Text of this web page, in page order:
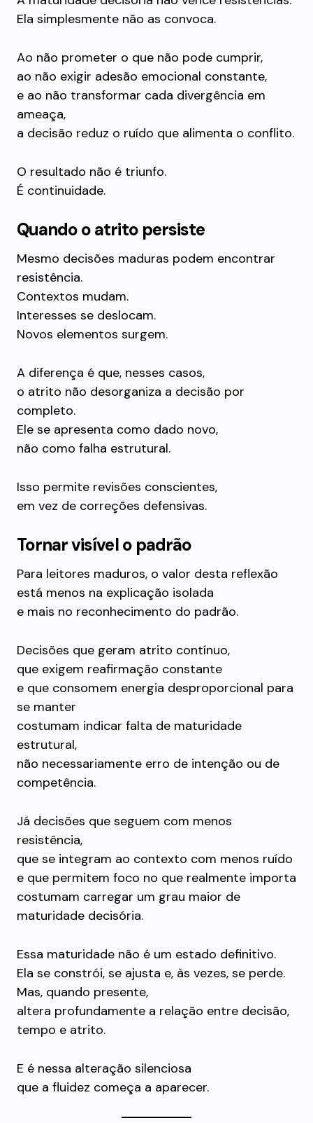
Ela simplesmente não as convoca.
Ao não prometer o que não pode cumprir,
ao não exigir adesão emocional constante,
e ao não transformar cada divergência em
ameaça,
a decisão reduz o ruído que alimenta o conflito.
O resultado não é triunfo.
É continuidade.
Quando o atrito persiste
Mesmo decisões maduras podem encontrar
resistência.
Contextos mudam.
Interesses se deslocam.
Novos elementos surgem.
A diferença é que, nesses casos,
o atrito não desorganiza a decisão por
completo.
Ele se apresenta como dado novo,
não como falha estrutural.
Isso permite revisões conscientes,
em vez de correções defensivas.
Tornar visível o padrão
Para leitores maduros, o valor desta reflexão
está menos na explicação isolada
e mais no reconhecimento do padrão.
Decisões que geram atrito contínuo,
que exigem reafirmação constante
e que consomem energia desproporcional para
se manter
costumam indicar falta de maturidade
estrutural,
não necessariamente erro de intenção ou de
competência.
Já decisões que seguem com menos
resistência,
que se integram ao contexto com menos ruído
e que permitem foco no que realmente importa
costumam carregar um grau maior de
maturidade decisória.
Essa maturidade não é um estado definitivo.
Ela se constrói, se ajusta e, às vezes, se perde.
Mas, quando presente,
altera profundamente a relação entre decisão,
tempo e atrito.
E é nessa alteração silenciosa
que a fluidez começa a aparecer.